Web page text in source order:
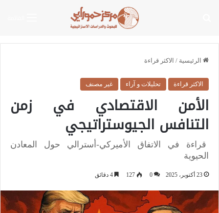
الرئيسية / الاكثر قراءة
الاكثر قراءة تحليلات و آراء غير مصنف
الأمن الاقتصادي في زمن
التنافس الجيوستراتيجي
قراءة في الاتفاق الأميركي-أسترالي حول المعادن
الحيوية
23 أكتوبر، 2025 0
127